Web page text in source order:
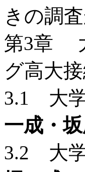
きの調
第3章
グ高大
3.1 大
一成・
3.2 大